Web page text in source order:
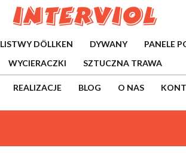
LISTWY DÖLLKEN DYWANY PANELE
WYCIERACZKI
SZTUCZNA TRAWA
REALIZACJE BLOG O NAS